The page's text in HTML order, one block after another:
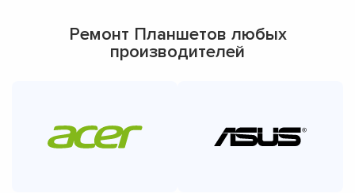
Ремонт Планшетов любых
производителей